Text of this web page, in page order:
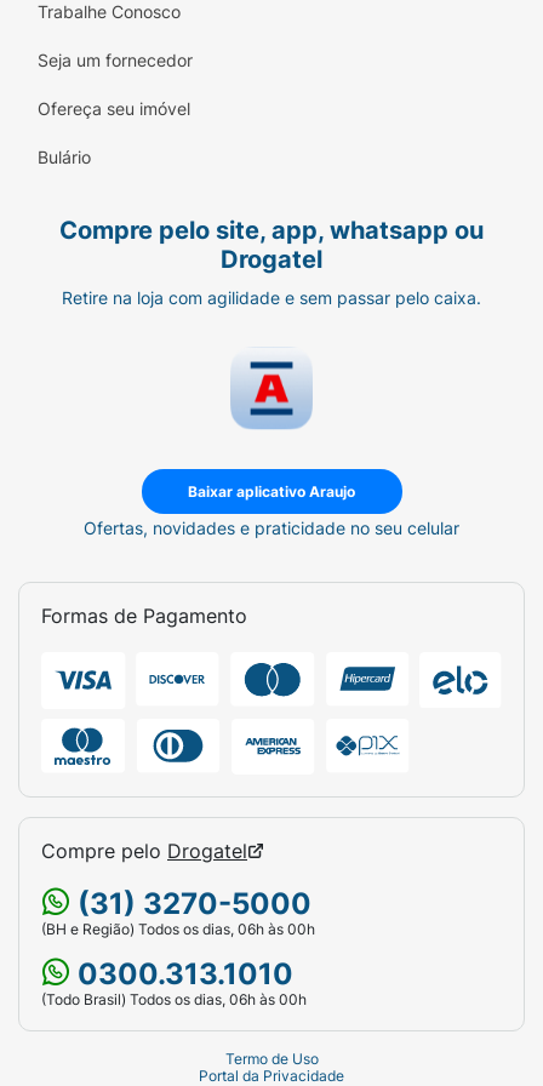
mamadeira, bico ou chupeta. O uso de
aleitamento materno.
Trabalhe Conosco
Seja um fornecedor
Ofereça seu imóvel
Bulário
Compre pelo site, app, whatsapp ou
Drogatel
Retire na loja com agilidade e sem passar pelo caixa.
Baixar aplicativo Araujo
Ofertas, novidades e praticidade no seu celular
Formas de Pagamento
Compre pelo Drogatel
(31) 3270-5000
(BH e Região) Todos os dias, 06h às 00h
0300.313.1010
(Todo Brasil) Todos os dias, 06h às 00h
Termo de Uso
Portal da Privacidade